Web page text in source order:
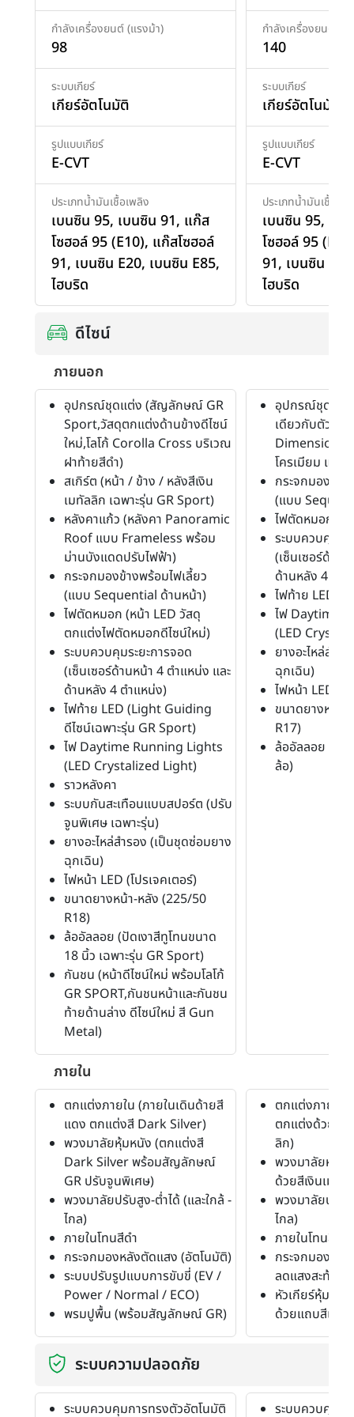
กำลังเครื่องยนต์ (แรงม้า)
98
ระบบเกียร์
เกียร์อัตโนมัติ
รูปแบบเกียร์
E-CVT
ประเภทน้ำมันเชื้อเพลิง
เบนซิน 95, เบนซิน 91, แก๊ส
โซฮอล์ 95 (E10), แก๊สโซฮอล์
91, เบนซิน E20, เบนซิน E85,
ไฮบริด
กำลังเครื่องยนต์ (แ
140
ระบบเกียร์
เกียร์อัตโนมัติ
รูปแบบเกียร์
E-CVT
ประเภทน้ำมันเชื้อเพ
เบนซิน 95,
โซฮอล์ 95
91, เบนซิน E20
ไฮบริด
ดีไซน์
ภายนอก
อุปกรณ์ชุดแต่ง (สัญลักษณ์ GR
Sport,วัสดุตกแต่งด้านข้างดีไซน์
ใหม่,โลโก้ Corolla Cross บริเวณ
ฝาท้ายสีดำ)
สเกิร์ต (หน้า / ข้าง / หลังสีเงิน
เมทัลลิก เฉพาะรุ่น GR Sport)
หลังคาแก้ว (หลังคา Panoramic
Roof แบบ Frameless พร้อม
ม่านบังแดดปรับไฟฟ้า)
กระจกมองข้างพร้อมไฟเลี้ยว
(แบบ Sequential ด้านหน้า)
ไฟตัดหมอก (หน้า LED วัสดุ
ตกแต่งไฟตัดหมอกดีไซน์ใหม่)
ระบบควบคุมระยะการจอด
(เซ็นเซอร์ด้านหน้า 4 ตำแหน่ง และ
ด้านหลัง 4 ตำแหน่ง)
ไฟท้าย LED (Light Guiding
ดีไซน์เฉพาะรุ่น GR Sport)
ไฟ Daytime Running Lights
(LED Crystalized Light)
ราวหลังคา
ระบบกันสะเทือนแบบสปอร์ต (ปรับ
จูนพิเศษ เฉพาะรุ่น)
ยางอะไหล่สำรอง (เป็นชุดซ่อมยาง
ฉุกเฉิน)
ไฟหน้า LED (โปรเจคเตอร์)
ขนาดยางหน้า-หลัง (225/50
R18)
ล้ออัลลอย (ปัดเงาสีทูโทนขนาด
18 นิ้ว เฉพาะรุ่น GR Sport)
กันชน (หน้าดีไซน์ใหม่ พร้อมโลโก้
GR SPORT,กันชนหน้าและกันชน
ท้ายด้านล่าง ดีไซน์ใหม่ สี Gun
Metal)
อุปกรณ์ชุดแต่ง
เดียวกับตัวรถ
Dimensional
โครเมียม และ
กระจกมองข้า
(แบบ
ไฟตัดหมอก (ห
ระบบควบคุมระ
(เซ็นเซอร์ด้าน
ด้านหลัง 4 ตำ
ไฟท้าย LED
ไฟ Daytime
(LED
ยางอะไหล่สำร
ฉุกเฉิน)
ไฟหน้า LED (โ
ขนาดยางหน้า
R17)
ล้ออัลลอย (17
ล้อ)
ภายใน
ตกแต่งภายใน (ภายในเดินด้ายสี
แดง ตกแต่งสี Dark Silver)
พวงมาลัยหุ้มหนัง (ตกแต่งสี
Dark Silver พร้อมสัญลักษณ์
GR ปรับจูนพิเศษ)
พวงมาลัยปรับสูง-ต่ำได้ (และใกล้ -
ไกล)
ภายในโทนสีดำ
กระจกมองหลังตัดแสง (อัตโนมัติ)
ระบบปรับรูปแบบการขับขี่ (EV /
Power / Normal / ECO)
พรมปูพื้น (พร้อมสัญลักษณ์ GR)
ตกแต่งภายใน
ตกแต่งด้วยตะ
ลิก)
พวงมาลัยหุ้มห
ด้วยสีเงินเมทัล
พวงมาลัยปรับ
ไกล)
ภายในโทนสีดำ
กระจกมองหลั
ลดแสงสะท้อน)
หัวเกียร์หุ้มหนั
ด้วยแถบสีเงิน
ระบบความปลอดภัย
ระบบควบคุมการทรงตัวอัตโนมัติ ระบบควบคุมก